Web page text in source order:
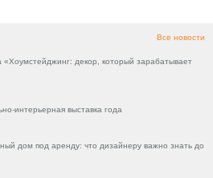
Все новости
декор, который зарабатывает
интерьерная выставка года
дом под аренду: что дизайнеру важно знать до